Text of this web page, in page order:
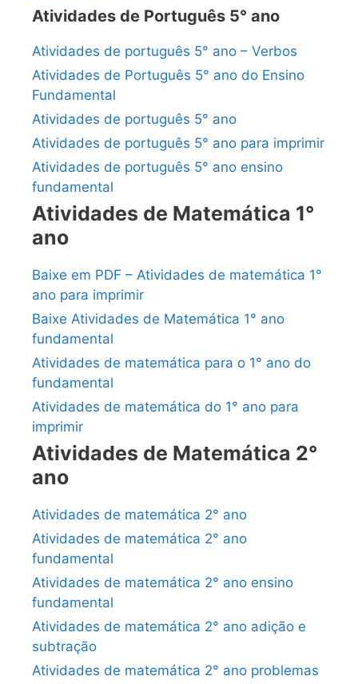
Atividades de Português 5° ano
Atividades de português 5° ano – Verbos
Atividades de Português 5° ano do Ensino
Fundamental
Atividades de português 5° ano
Atividades de português 5° ano para imprimir
Atividades de português 5° ano ensino
fundamental
Atividades de Matemática 1°
ano
Baixe em PDF – Atividades de matemática 1°
ano para imprimir
Baixe Atividades de Matemática 1° ano
fundamental
Atividades de matemática para o 1° ano do
fundamental
Atividades de matemática do 1° ano para
imprimir
Atividades de Matemática 2°
ano
Atividades de matemática 2° ano
Atividades de matemática 2° ano
fundamental
Atividades de matemática 2° ano ensino
fundamental
Atividades de matemática 2° ano adição e
subtração
Atividades de matemática 2° ano problemas